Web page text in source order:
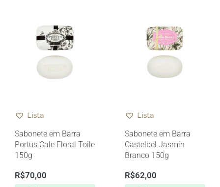
Lista
Sabonete em Barra
Portus Cale Floral Toile
150g
R$70,00
Lista
Sabonete em Barra
Castelbel Jasmin
Branco 150g
R$62,00